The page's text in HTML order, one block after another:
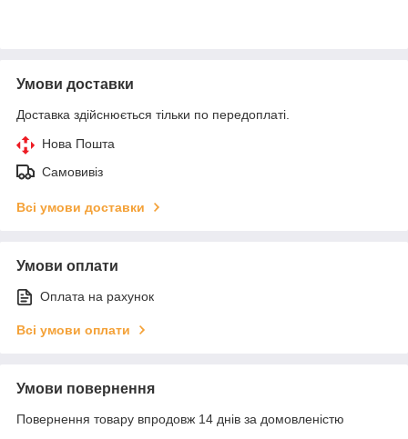
Умови доставки
Доставка здійснюється тільки по передоплаті.
Нова Пошта
Самовивіз
Всі умови доставки
Умови оплати
Оплата на рахунок
Всі умови оплати
Умови повернення
Повернення товару впродовж 14 днів за домовленістю